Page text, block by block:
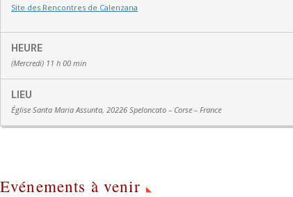
Site des Rencontres de Calenzana
HEURE
(Mercredi) 11 h 00 min
LIEU
Église Santa Maria Assunta, 20226 Speloncato – Corse – France
Evénements à venir